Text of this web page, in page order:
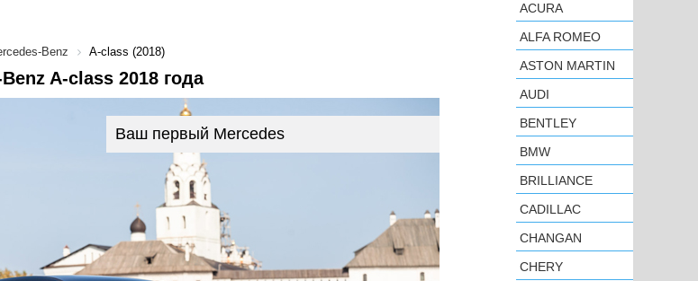
Benz A-class (2018)
A-class 2018 года
Ваш первый Mercedes
ACURA
ALFA ROMEO
ASTON MARTIN
AUDI
BENTLEY
BMW
BRILLIANCE
CADILLAC
CHANGAN
CHERY